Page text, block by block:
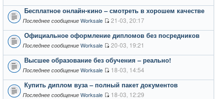
Бесплатное онлайн-кино – смотреть в хорошем качестве
Последнее сообщение Worksale 21-03, 20:17
Официальное оформление дипломов без посредников
Последнее сообщение Worksale 20-03, 19:21
Высшее образование без обучения – реально!
Последнее сообщение Worksale 18-03, 14:54
Купить диплом вуза – полный пакет документов
Последнее сообщение Worksale 18-03, 12:29